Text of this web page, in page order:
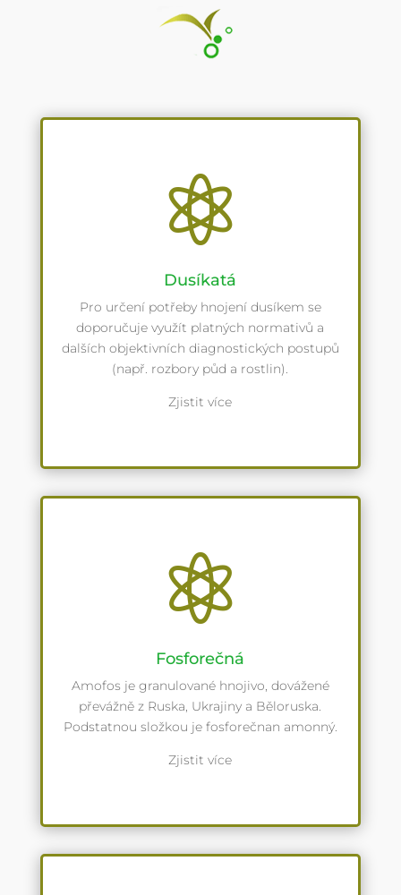

Dusíkatá
Pro určení potřeby hnojení dusíkem se
doporučuje využít platných normativů a
dalších objektivních diagnostických postupů
(např. rozbory půd a rostlin).
Zjistit více

Fosforečná
Amofos je granulované hnojivo, dovážené
převážně z Ruska, Ukrajiny a Běloruska.
Podstatnou složkou je fosforečnan amonný.
Zjistit více